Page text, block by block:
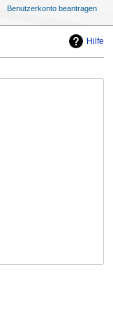
Hilfe
Benutzerkonto beantragen